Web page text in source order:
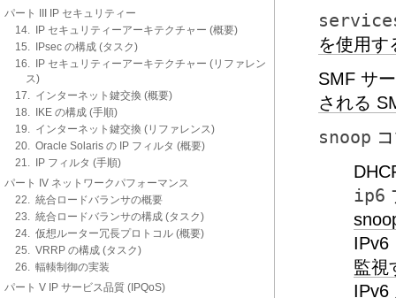
パート III IP セキュリティー
14. IP セキュリティーアーキテクチャー (概要)
15. IPsec の構成 (タスク)
16. IP セキュリティーアーキテクチャー (リファレン
ス)
17. インターネット鍵交換 (概要)
18. IKE の構成 (手順)
19. インターネット鍵交換 (リファレンス)
20. Oracle Solaris の IP フィルタ (概要)
21. IP フィルタ (手順)
パート IV ネットワークパフォーマンス
22. 統合ロードバランサの概要
23. 統合ロードバランサの構成 (タスク)
24. 仮想ルーター冗長プロトコル (概要)
25. VRRP の構成 (タスク)
26. 輻輳制御の実装
パート V IP サービス品質 (IPQoS)
を使用す
SMF サ
される
snoop
ip6
IPv6
監視
IPv6